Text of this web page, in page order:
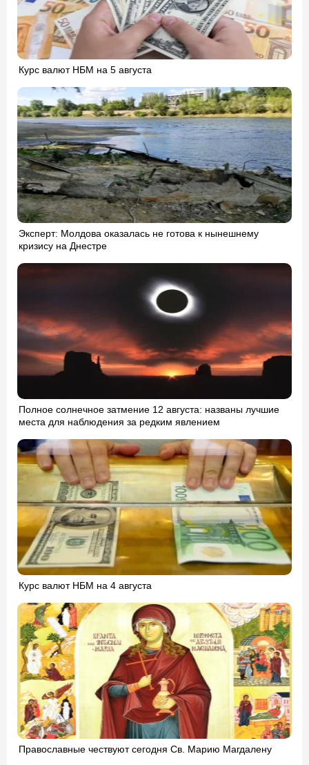
Курс валют НБМ на 5 августа
Эксперт: Молдова оказалась не готова к нынешнему
кризису на Днестре
Полное солнечное затмение 12 августа: названы лучшие
места для наблюдения за редким явлением
Курс валют НБМ на 4 августа
Православные чествуют сегодня Св. Марию Магдалену